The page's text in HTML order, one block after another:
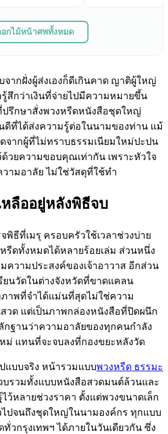
กไม้หน้าศพทั้งหมด
จากฝั่งผู้ส่งเองก็ดีเกินคาด ญาติผู้ใหญ่
สึกว่าเงินที่จ่ายไปมีความหมายขึ้น
รึกษาสั่งพวงหรีดหนังสือชุดใหญ่
ที่ได้ส่งความรู้ต่อในนามของท่าน แม้
จากผู้ที่ไม่ทราบธรรมเนียมใหม่ปะปน
วยความขอบคุณเท่ากัน เพราะหัวใจ
ามอาลัย ไม่ใช่วัสดุที่ใช้ทำ
หลืออยู่หลังพิธีจบ
พิธีที่เมรุ ครอบครัวใช้เวลาช่วงบ่าย
รีดทั้งหมดได้หลายร้อยเล่ม ส่วนหนึ่ง
ความประสงค์ของเจ้าอาวาส อีกส่วน
ยนวัดในต่างจังหวัดที่ขาดแคลน
าพที่จำได้แม่นที่สุดไม่ใช่ความ
วด แต่เป็นภาพกล่องหนังสือที่ปิดผนึก
กฐานว่าความอาลัยของทุกคนกำลัง
ม่ แทนที่จะจบลงที่กองขยะหลังวัด
แบบจริง หน้ารวมแบบพวงหรีด ธรรมะ
บรวมทั้งแบบหนังสือสวดมนต์ล้วนและ
ว้หลายช่วงราคา ตั้งแต่พวงขนาดเล็ก
ปจนถึงชุดใหญ่ในนามองค์กร ทุกแบบ
วกรุงเทพฯ ได้ภายในวันเดียวกัน ซึ่ง